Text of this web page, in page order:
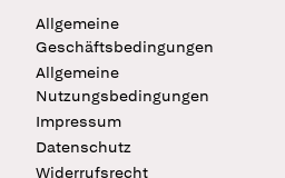
Allgemeine
Geschäftsbedingungen
Allgemeine
Nutzungsbedingungen
Impressum
Datenschutz
Widerrufsrecht